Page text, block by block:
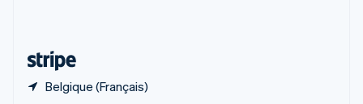
Belgique (Français)